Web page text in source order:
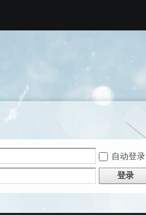
自动登录
登录